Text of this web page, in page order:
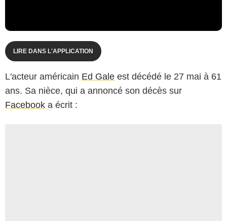
LIRE DANS L'APPLICATION
L'acteur américain Ed Gale est décédé le 27 mai à 61
ans. Sa nièce, qui a annoncé son décès sur
Facebook a écrit :